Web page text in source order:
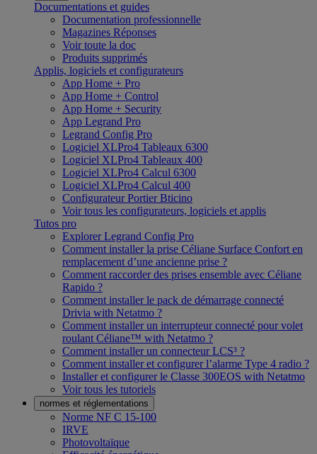
Documentations et guides
Documentation professionnelle
Magazines Réponses
Voir toute la doc
Produits supprimés
Applis, logiciels et configurateurs
App Home + Pro
App Home + Control
App Home + Security
App Legrand Pro
Legrand Config Pro
Logiciel XLPro4 Tableaux 6300
Logiciel XLPro4 Tableaux 400
Logiciel XLPro4 Calcul 6300
Logiciel XLPro4 Calcul 400
Configurateur Portier Bticino
Voir tous les configurateurs, logiciels et applis
Tutos pro
Explorer Legrand Config Pro
Comment installer la prise Céliane Surface Confort en
remplacement d’une ancienne prise ?
Comment raccorder des prises ensemble avec Céliane
Rapido ?
Comment installer le pack de démarrage connecté
Drivia with Netatmo ?
Comment installer un interrupteur connecté pour volet
roulant Céliane™ with Netatmo ?
Comment installer un connecteur LCS³ ?
Comment installer et configurer l’alarme Type 4 radio ?
Installer et configurer le Classe 300EOS with Netatmo
Voir tous les tutoriels
normes et réglementations
Norme NF C 15-100
IRVE
Photovoltaïque